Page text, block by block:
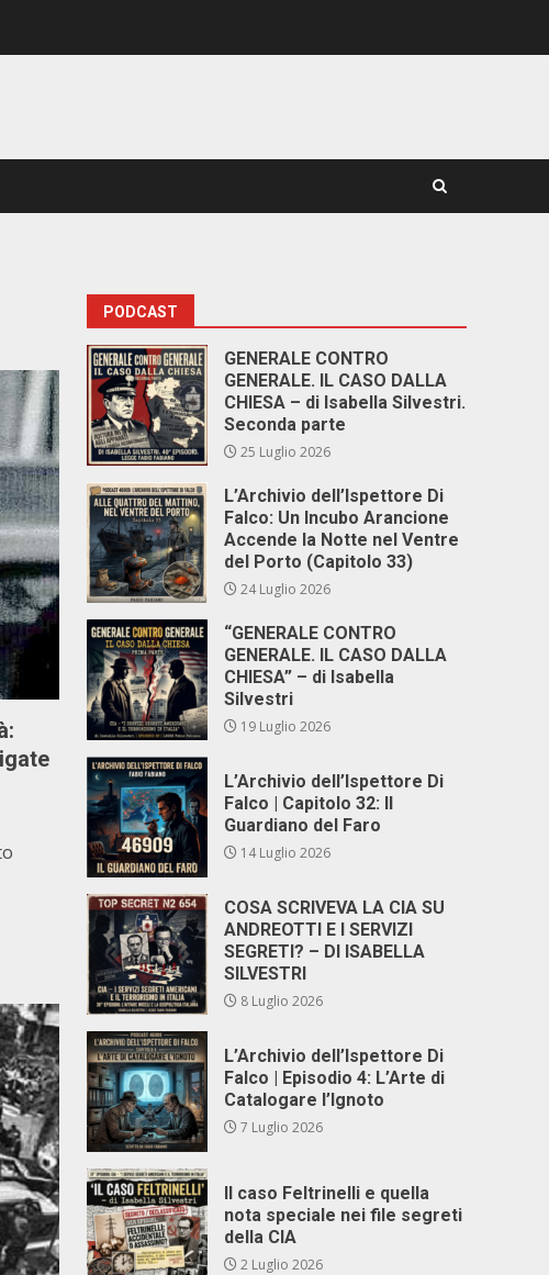
PODCAST
GENERALE CONTRO
GENERALE. IL CASO DALLA
CHIESA – di Isabella Silvestri.
Seconda parte
25 Luglio 2026
L’Archivio dell’Ispettore Di
Falco: Un Incubo Arancione
Accende la Notte nel Ventre
del Porto (Capitolo 33)
24 Luglio 2026
“GENERALE CONTRO
GENERALE. IL CASO DALLA
CHIESA” – di Isabella
Silvestri
19 Luglio 2026
L’Archivio dell’Ispettore Di
Falco | Capitolo 32: Il
Guardiano del Faro
14 Luglio 2026
COSA SCRIVEVA LA CIA SU
ANDREOTTI E I SERVIZI
SEGRETI? – DI ISABELLA
SILVESTRI
8 Luglio 2026
L’Archivio dell’Ispettore Di
Falco | Episodio 4: L’Arte di
Catalogare l’Ignoto
7 Luglio 2026
Il caso Feltrinelli e quella
nota speciale nei file segreti
della CIA
2 Luglio 2026